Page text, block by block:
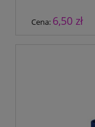
Cena: 6,50 zł